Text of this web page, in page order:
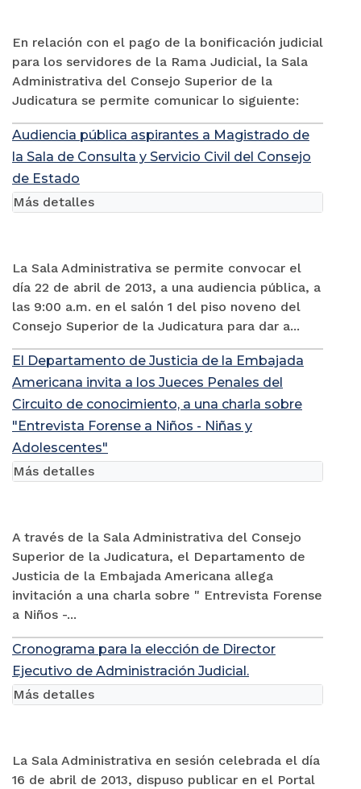
En relación con el pago de la bonificación judicial
para los servidores de la Rama Judicial, la Sala
Administrativa del Consejo Superior de la
Judicatura se permite comunicar lo siguiente:
Audiencia pública aspirantes a Magistrado de
la Sala de Consulta y Servicio Civil del Consejo
de Estado
La Sala Administrativa se permite convocar el
día 22 de abril de 2013, a una audiencia pública, a
las 9:00 a.m. en el salón 1 del piso noveno del
Consejo Superior de la Judicatura para dar a...
Más detalles
El Departamento de Justicia de la Embajada
Americana invita a los Jueces Penales del
Circuito de conocimiento, a una charla sobre
"Entrevista Forense a Niños - Niñas y
Adolescentes"
A través de la Sala Administrativa del Consejo
Superior de la Judicatura, el Departamento de
Justicia de la Embajada Americana allega
invitación a una charla sobre " Entrevista Forense
a Niños -...
Más detalles
Cronograma para la elección de Director
Ejecutivo de Administración Judicial.
La Sala Administrativa en sesión celebrada el día
16 de abril de 2013, dispuso publicar en el Portal
Más detalles